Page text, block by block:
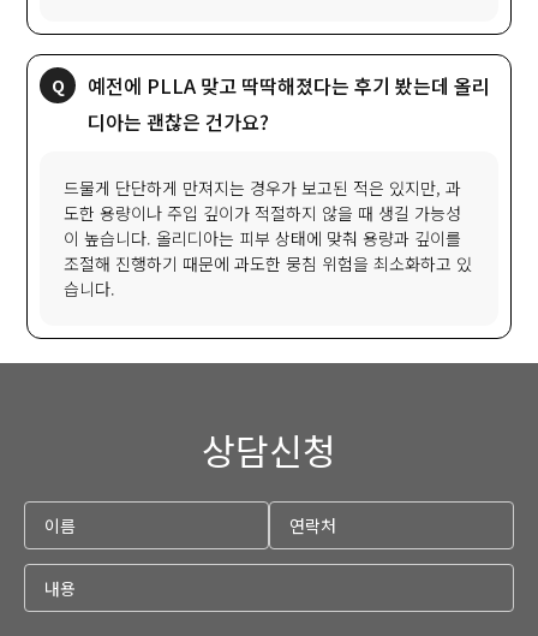
예전에 PLLA 맞고 딱딱해졌다는 후기 봤는데 올리
디아는 괜찮은 건가요?
드물게 단단하게 만져지는 경우가 보고된 적은 있지만, 과
도한 용량이나 주입 깊이가 적절하지 않을 때 생길 가능성
이 높습니다. 올리디아는 피부 상태에 맞춰 용량과 깊이를
조절해 진행하기 때문에 과도한 뭉침 위험을 최소화하고 있
습니다.
상담신청